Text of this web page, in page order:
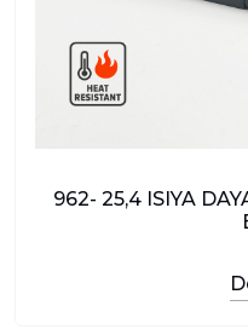
962- 25,4 ISIYA